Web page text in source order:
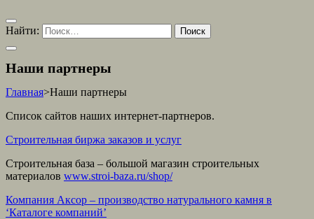
Найти:
Наши партнеры
Главная>Наши партнеры
Список сайтов наших интернет-партнеров.
Строительная биржа заказов и услуг
Строительная база – большой магазин строительных
материалов www.stroi-baza.ru/shop/
Компания Аксор – производство натурального камня в
‘Каталоге компаний’